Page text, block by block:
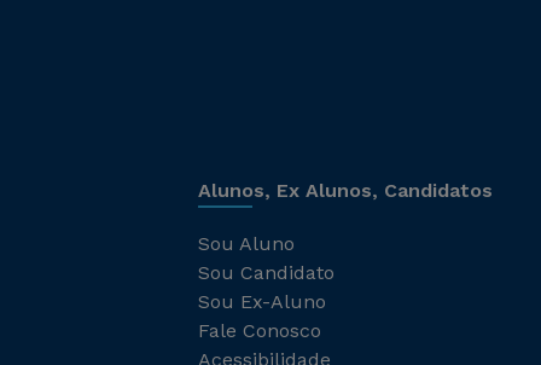
Alunos, Ex Alunos, Candidatos
Sou Aluno
Sou Candidato
Sou Ex-Aluno
Fale Conosco
Acessibilidade